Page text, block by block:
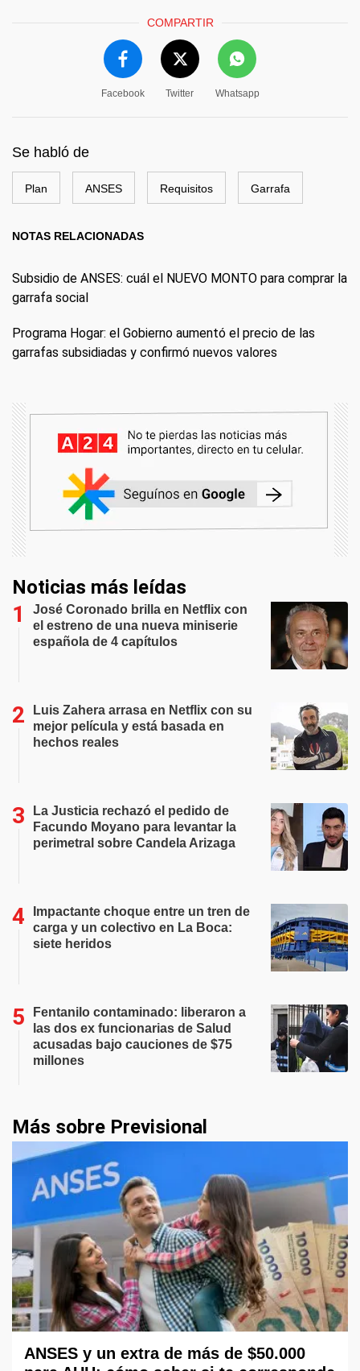
COMPARTIR
Facebook Twitter Whatsapp
Se habló de
Plan ANSES Requisitos Garrafa
NOTAS RELACIONADAS
Subsidio de ANSES: cuál el NUEVO MONTO para comprar la
garrafa social
Programa Hogar: el Gobierno aumentó el precio de las
garrafas subsidiadas y confirmó nuevos valores
Noticias más leídas
José Coronado brilla en Netflix con
el estreno de una nueva miniserie
española de 4 capítulos
Luis Zahera arrasa en Netflix con su
mejor película y está basada en
hechos reales
La Justicia rechazó el pedido de
Facundo Moyano para levantar la
perimetral sobre Candela Arizaga
Impactante choque entre un tren de
carga y un colectivo en La Boca:
siete heridos
Fentanilo contaminado: liberaron a
las dos ex funcionarias de Salud
acusadas bajo cauciones de $75
millones
Más sobre Previsional
ANSES y un extra de más de $50.000